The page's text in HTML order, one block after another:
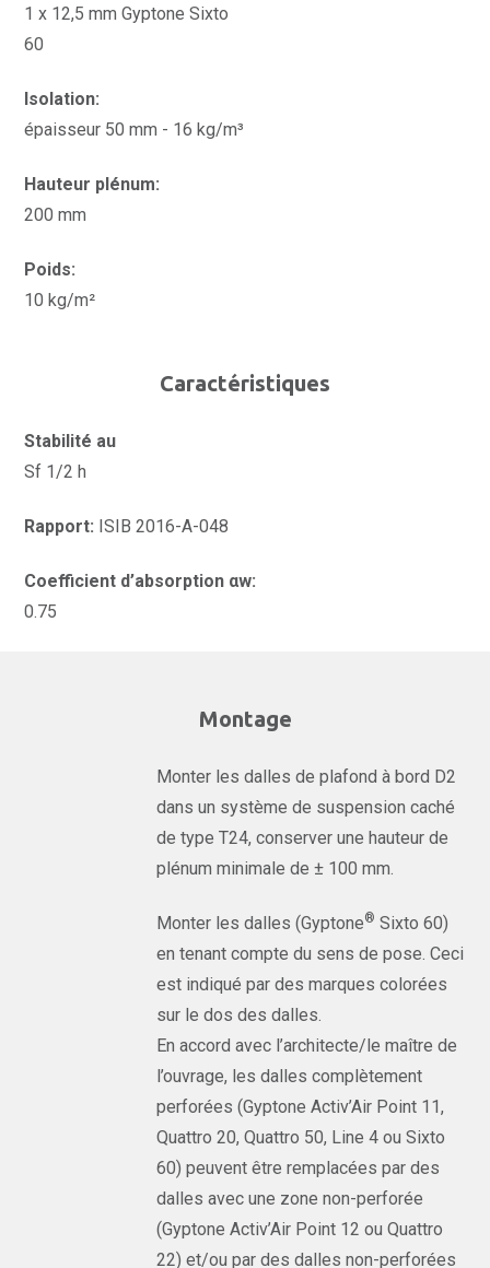
1 x 12,5 mm Gyptone Sixto
60
Isolation:
épaisseur 50 mm - 16 kg/m³
Hauteur plénum:
200 mm
Poids:
10 kg/m²
Caractéristiques
Stabilité au
Sf 1/2 h
Rapport: ISIB 2016-A-048
Coefficient d’absorption αw:
0.75
Montage
Monter les dalles de plafond à bord D2
dans un système de suspension caché
de type T24, conserver une hauteur de
plénum minimale de ± 100 mm.
Monter les dalles (Gyptone® Sixto 60)
en tenant compte du sens de pose. Ceci
est indiqué par des marques colorées
sur le dos des dalles.
En accord avec l’architecte/le maître de
l’ouvrage, les dalles complètement
perforées (Gyptone Activ’Air Point 11,
Quattro 20, Quattro 50, Line 4 ou Sixto
60) peuvent être remplacées par des
dalles avec une zone non-perforée
(Gyptone Activ’Air Point 12 ou Quattro
22) et/ou par des dalles non-perforées